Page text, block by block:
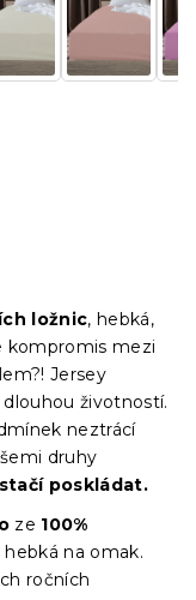
ložnic, hebká,
kompromis mezi
Jersey
životností.
neztrácí
druhy
poskládat.
ze 100%
na omak.
ročních